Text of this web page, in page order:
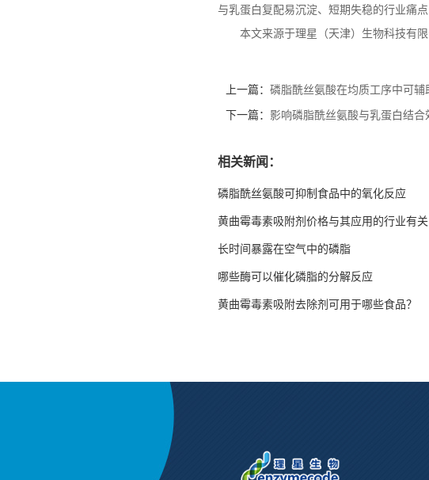
与乳蛋白复配易沉淀、短期失稳的行业痛
本文来源于理星（天津）生物科技有限
上一篇： 磷脂酰丝氨酸在均质工序中可辅
下一篇： 影响磷脂酰丝氨酸与乳蛋白结合
相关新闻：
磷脂酰丝氨酸可抑制食品中的氧化反应
黄曲霉毒素吸附剂价格与其应用的行业有关
长时间暴露在空气中的磷脂
哪些酶可以催化磷脂的分解反应
黄曲霉毒素吸附去除剂可用于哪些食品？